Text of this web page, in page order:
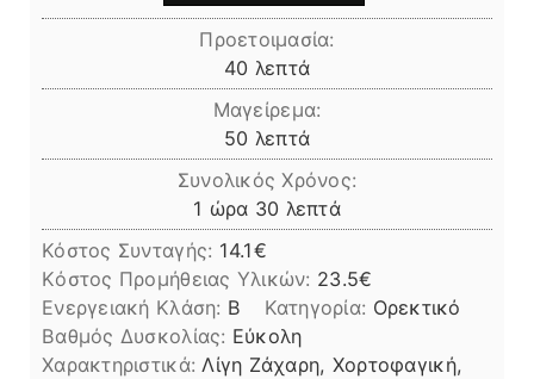
Προετοιμασία:
40 λεπτά
λεπτά
Μαγείρεμα:
50 λεπτά
λεπτά
Συνολικός Χρόνος:
1 ώρα
ώρα 30 λεπτά
λεπτά
Κόστος Συνταγής: 14.1€
Kόστος Προμήθειας Υλικών: 23.5
Ενεργειακή Κλάση: B Κατηγορία: Ορεκτικό
Βαθμός Δυσκολίας: Εύκολη
Χαρακτηριστικά: Λίγη Ζάχαρη, Χορτοφαγική,